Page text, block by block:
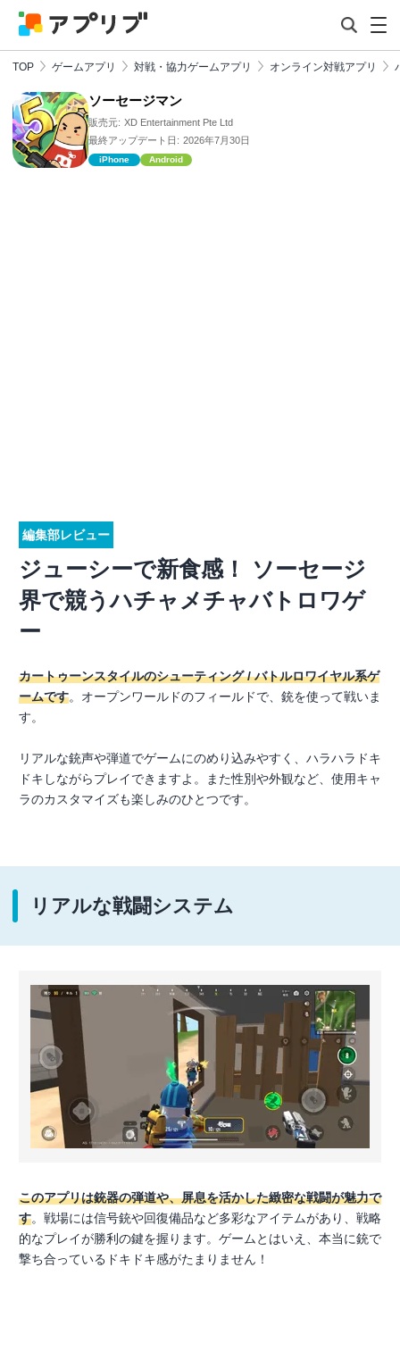
TOP ゲームアプリ 対戦・協力ゲームアプリ オンライン対戦アプリ
ソーセージマン
販売元: XD Entertainment Pte Ltd
最終アップデート日: 2026年7月30日
iPhone Android
編集部レビュー
ジューシーで新食感！ ソーセージ
界で競うハチャメチャバトロワゲ
ー
カートゥーンスタイルのシューティング / バトルロワイヤル系ゲ
ームです。オープンワールドのフィールドで、銃を使って戦いま
す。
リアルな銃声や弾道でゲームにのめり込みやすく、ハラハラドキ
ドキしながらプレイできますよ。また性別や外観など、使用キャ
ラのカスタマイズも楽しみのひとつです。
リアルな戦闘システム
このアプリは銃器の弾道や、屏息を活かした緻密な戦闘が魅力で
す。戦場には信号銃や回復備品など多彩なアイテムがあり、戦略
的なプレイが勝利の鍵を握ります。ゲームとはいえ、本当に銃で
撃ち合っているドキドキ感がたまりません！